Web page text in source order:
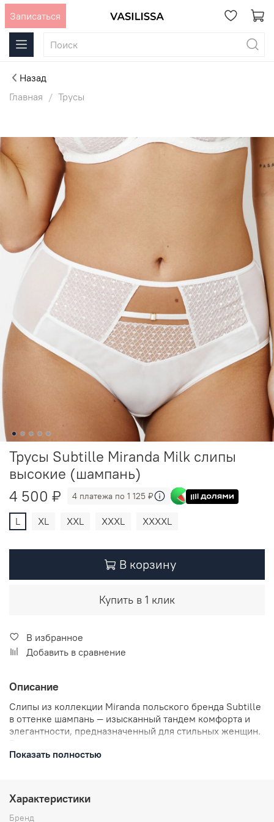
Записаться
Назад
Главная
Трусы
Трусы Subtille Miranda Milk слипы
высокие (шампань)
4 500 ₽
4 платежа по 1 125 ₽
L XL XXL XXXL XXXXL
В корзину
Купить в 1 клик
В избранное
Добавить в сравнение
Описание
Слипы из коллекции Miranda польского бренда Subtille
в оттенке шампань — изысканный тандем комфорта и
элегантности, предназначенный для стильных женщин.
вышитыми вставками, которые придают изделию
боковины и высокая посадка сделают слипы идеальным
выбором как для повседневного образа, так и для
особенных моментов.
Показать полностью
Характеристики
Бренд